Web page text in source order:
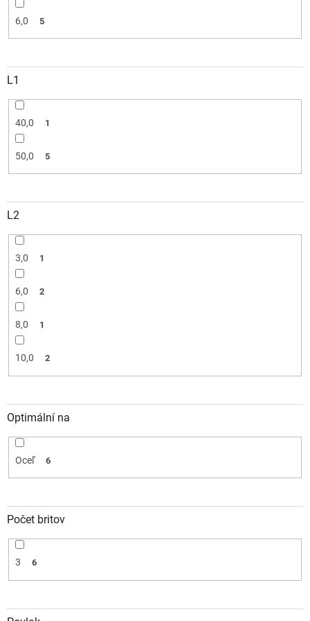
6,0 5
L1
40,0 1
50,0 5
L2
3,0 1
6,0 2
8,0 1
10,0 2
Optimální na
Oceľ 6
Počet britov
3 6